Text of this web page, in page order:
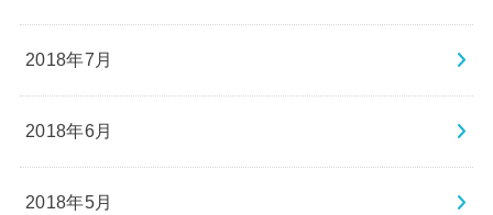
2018年7月
2018年6月
2018年5月